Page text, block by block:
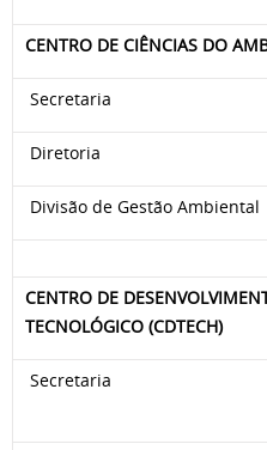
CENTRO DE CIÊNCIAS DO
Secretaria
Diretoria
Divisão de Gestão Ambiental
CENTRO DE
TECNOLÓGICO (CDTECH)
Secretaria